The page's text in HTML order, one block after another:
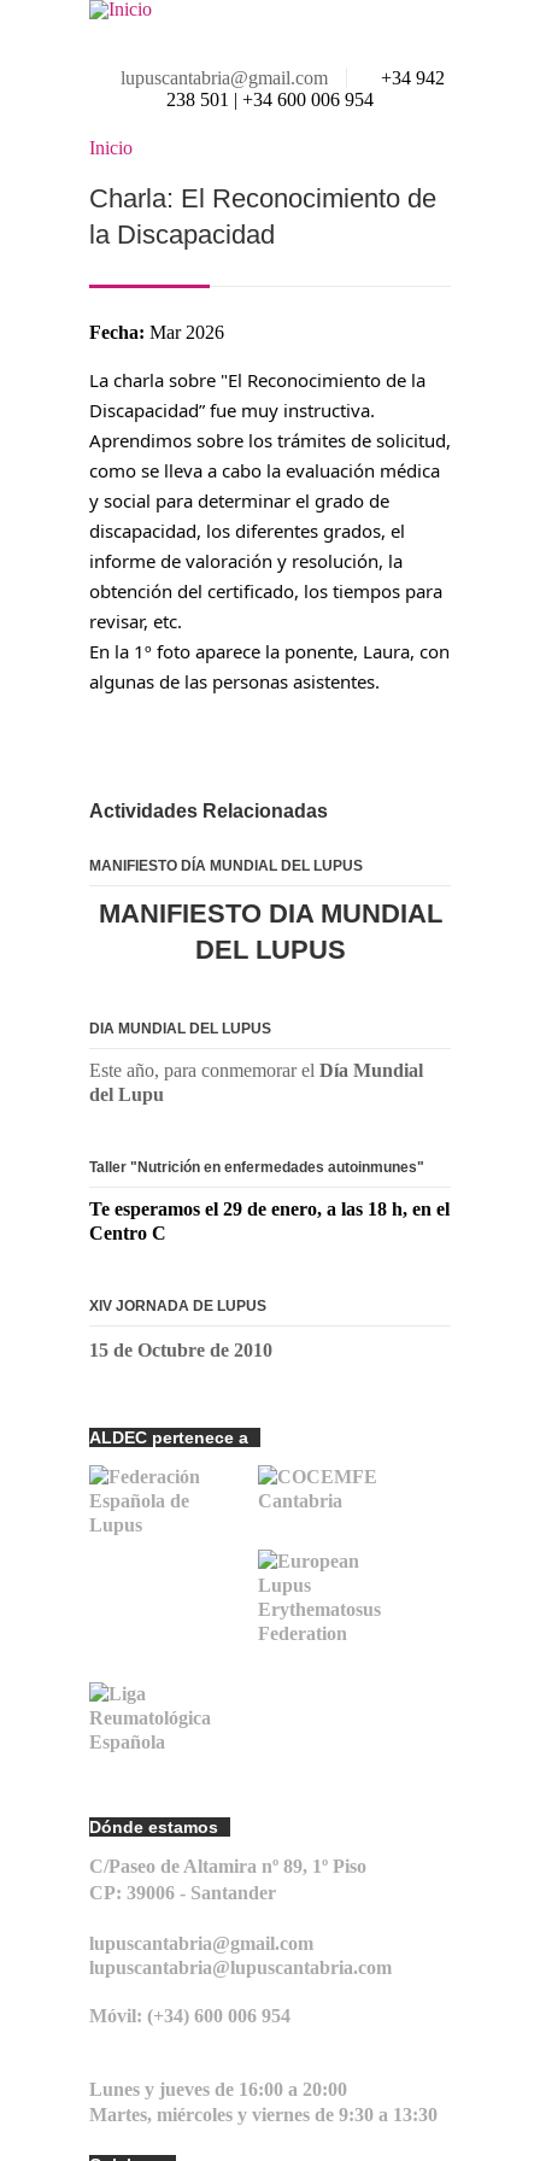
Pasar al contenido principal
lupuscantabria@gmail.com
+34 942
238 501 | +34 600 006 954
Se encuentra usted aquí
Inicio
Charla: El Reconocimiento de
la Discapacidad
Fecha: Mar 2026
La charla sobre "El Reconocimiento de la
Discapacidad” fue muy instructiva.
Aprendimos sobre los trámites de solicitud,
como se lleva a cabo la evaluación médica
y social para determinar el grado de
discapacidad, los diferentes grados, el
informe de valoración y resolución, la
obtención del certificado, los tiempos para
revisar, etc.
En la 1º foto aparece la ponente, Laura, con
algunas de las personas asistentes.
Actividades Relacionadas
MANIFIESTO DÍA MUNDIAL DEL LUPUS
MANIFIESTO DIA MUNDIAL
DEL LUPUS
DIA MUNDIAL DEL LUPUS
Este año, para conmemorar el Día Mundial
del Lupu
Taller "Nutrición en enfermedades autoinmunes"
Te esperamos el 29 de enero, a las 18 h, en el
Centro C
XIV JORNADA DE LUPUS
15 de Octubre de 2010
ALDEC pertenece a
Dónde estamos
C/Paseo de Altamira nº 89, 1º Piso
CP: 39006 - Santander
lupuscantabria@gmail.com
lupuscantabria@lupuscantabria.com
Móvil: (+34) 600 006 954
Lunes y jueves de 16:00 a 20:00
Martes, miércoles y viernes de 9:30 a 13:30